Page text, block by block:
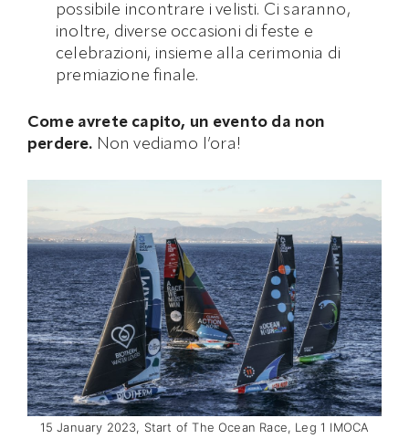
possibile incontrare i velisti. Ci saranno,
inoltre, diverse occasioni di feste e
celebrazioni, insieme alla cerimonia di
premiazione finale.
Come avrete capito, un evento da non
perdere. Non vediamo l’ora!
15 January 2023, Start of The Ocean Race, Leg 1 IMOCA